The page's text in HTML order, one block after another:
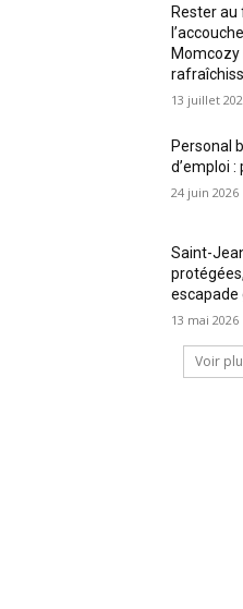
Rester
13 juillet
Personal
d’emploi
24 juin 2026
Saint-
escapade
13 mai 2026
Voir